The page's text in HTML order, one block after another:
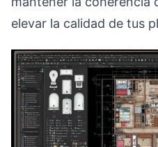
elevar la calidad de tus